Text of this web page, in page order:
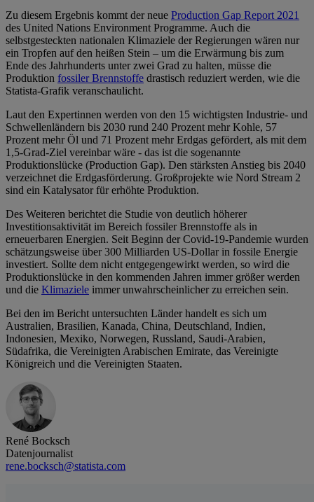
Zu diesem Ergebnis kommt der neue Production Gap Report 2021
des United Nations Environment Programme. Auch die
selbstgesteckten nationalen Klimaziele der Regierungen wären nur
ein Tropfen auf den heißen Stein – um die Erwärmung bis zum
Ende des Jahrhunderts unter zwei Grad zu halten, müsse die
Produktion fossiler Brennstoffe drastisch reduziert werden, wie die
Statista-Grafik veranschaulicht.
Laut den Expertinnen werden von den 15 wichtigsten Industrie- und
Schwellenländern bis 2030 rund 240 Prozent mehr Kohle, 57
Prozent mehr Öl und 71 Prozent mehr Erdgas gefördert, als mit dem
1,5-Grad-Ziel vereinbar wäre - das ist die sogenannte
Produktionslücke (Production Gap). Den stärksten Anstieg bis 2040
verzeichnet die Erdgasförderung. Großprojekte wie Nord Stream 2
sind ein Katalysator für erhöhte Produktion.
Des Weiteren berichtet die Studie von deutlich höherer
Investitionsaktivität im Bereich fossiler Brennstoffe als in
erneuerbaren Energien. Seit Beginn der Covid-19-Pandemie wurden
schätzungsweise über 300 Milliarden US-Dollar in fossile Energie
investiert. Sollte dem nicht entgegengewirkt werden, so wird die
Produktionslücke in den kommenden Jahren immer größer werden
und die Klimaziele immer unwahrscheinlicher zu erreichen sein.
Bei den im Bericht untersuchten Länder handelt es sich um
Australien, Brasilien, Kanada, China, Deutschland, Indien,
Indonesien, Mexiko, Norwegen, Russland, Saudi-Arabien,
Südafrika, die Vereinigten Arabischen Emirate, das Vereinigte
Königreich und die Vereinigten Staaten.
René Bocksch
Datenjournalist
rene.bocksch@statista.com